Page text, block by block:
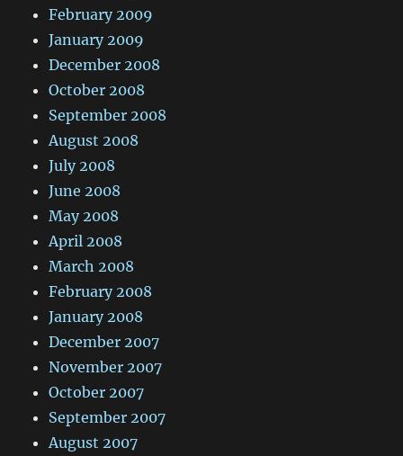
February 2009
January 2009
December 2008
October 2008
September 2008
August 2008
July 2008
June 2008
May 2008
April 2008
March 2008
February 2008
January 2008
December 2007
November 2007
October 2007
September 2007
August 2007